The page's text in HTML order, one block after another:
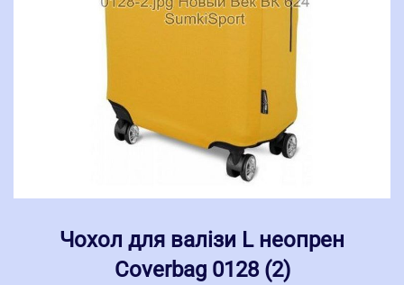
Чохол для валізи L неопрен
Coverbag 0128 (2)